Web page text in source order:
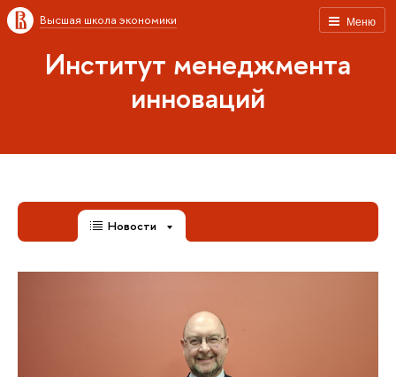
Меню
Высшая школа экономики
Институт менеджмента
инноваций
Новости